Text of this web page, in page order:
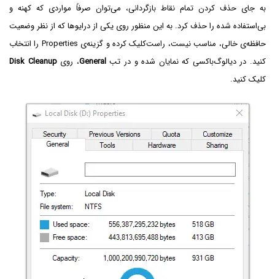
به جای حذف کردن تمام نقاط بازگردانی، می‌توان صرفاً مواردی که کهنه و
بی‌استفاده شده را حذف کرد. به این منظور روی یکی از درایوها که از نظر وضعیت
حافظه‌ی خالی، مناسب نیست، راست‌کلیک کرده و گزینه‌ی Properties‌ را انتخاب
کنید. در دیالوگ‌باکسی که نمایان شده و در تبGeneral، رویDisk Cleanup
کلیک کنید.